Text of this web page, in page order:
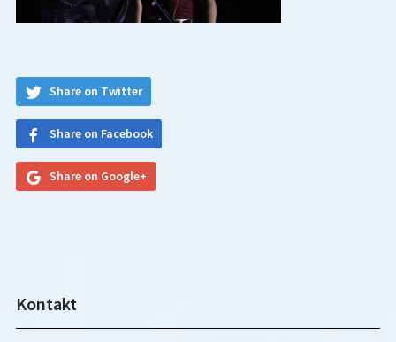
Share on Twitter
Share on Facebook
Share on Google+
Kontakt